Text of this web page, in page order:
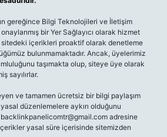
gereğince Bilgi Teknolojileri ve İletişim
bir Yer Sağlayıcı olarak hizmet
içerikleri proaktif olarak denetleme
bulunmamaktadır. Ancak, üyelerimiz
taşımakta olup, siteye üye olarak
sayılırlar.
ve tamamen ücretsiz bir bilgi paylaşım
düzenlemelere aykırı olduğunu
backlinkpanelicomtr@gmail.com adresine
yasal süre içerisinde sitemizden